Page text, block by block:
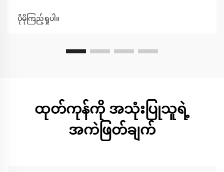
ပိုမိုကြည့်ရှုပါ။
ထုတ်ကုန်ကို အသုံးပြုသူရဲ့
အကဲဖြတ်ချက်